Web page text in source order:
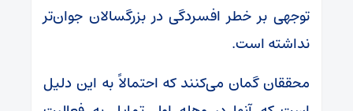
توجهی بر خطر افسردگی در بزرگسالان جوان‌تر
نداشته است.
محققان گمان می‌کنند که احتمالاً به این دلیل